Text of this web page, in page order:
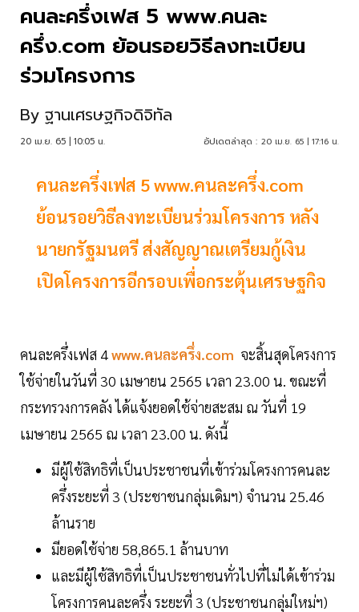
คนละครึ่งเฟส 5 www.คนละ
ครึ่ง.com ย้อนรอยวิธีลงทะเบียน
ร่วมโครงการ
By ฐานเศรษฐกิจดิจิทัล
20 เม.ย. 65 | 10:05 น. อัปเดตล่าสุด : 20 เม.ย. 65 | 17:16 น.
คนละครึ่งเฟส 5 www.คนละครึ่ง.com
ย้อนรอยวิธีลงทะเบียนร่วมโครงการ หลัง
นายกรัฐมนตรี ส่งสัญญาณเตรียมกู้เงิน
เปิดโครงการอีกรอบเพื่อกระตุ้นเศรษฐกิจ
คนละครึ่งเฟส 4www.คนละครึ่ง.com จะสิ้นสุดโครงการ
ใช้จ่ายในวันที่ 30 เมษายน 2565 เวลา 23.00 น. ขณะที่
กระทรวงการคลัง ได้แจ้งยอดใช้จ่ายสะสม ณ วันที่ 19
เมษายน 2565 ณ เวลา 23.00 น. ดังนี้
มีผู้ใช้สิทธิที่เป็นประชาชนที่เข้าร่วมโครงการคนละ
ครึ่งระยะที่ 3 (ประชาชนกลุ่มเดิมฯ) จำนวน 25.46
ล้านราย
มียอดใช้จ่าย 58,865.1 ล้านบาท
และมีผู้ใช้สิทธิที่เป็นประชาชนทั่วไปที่ไม่ได้เข้าร่วม
โครงการคนละครึ่ง ระยะที่ 3 (ประชาชนกลุ่มใหม่ฯ)